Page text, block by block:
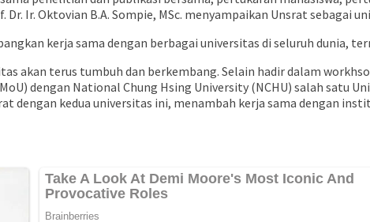
Ir. Oktovian B.A. Sompie, MSc. menyampaikan Unsrat sebagai
kerja sama dengan berbagai universitas di seluruh dunia,
akan terus tumbuh dan berkembang. Selain hadir dalam
dengan National Chung Hsing University (NCHU) salah satu
dengan kedua universitas ini, menambah kerja sama dengan